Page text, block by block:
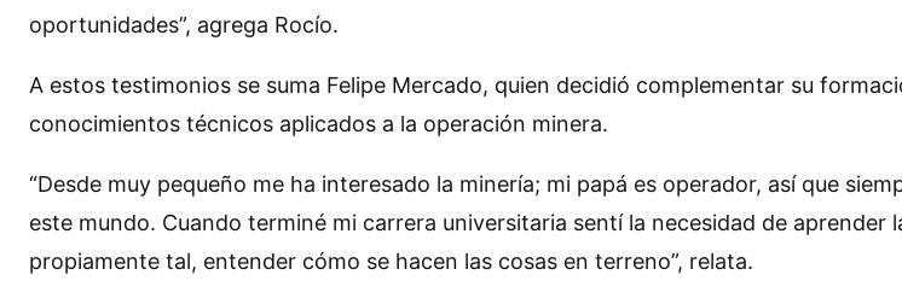
oportunidades”, agrega Rocío.
A estos testimonios se suma Felipe Mercado, quien decidió complementar su
conocimientos técnicos aplicados a la operación minera.
“Desde muy pequeño me ha interesado la minería; mi papá es operador, así que
este mundo. Cuando terminé mi carrera universitaria sentí la necesidad de aprender
propiamente tal, entender cómo se hacen las cosas en terreno”, relata.